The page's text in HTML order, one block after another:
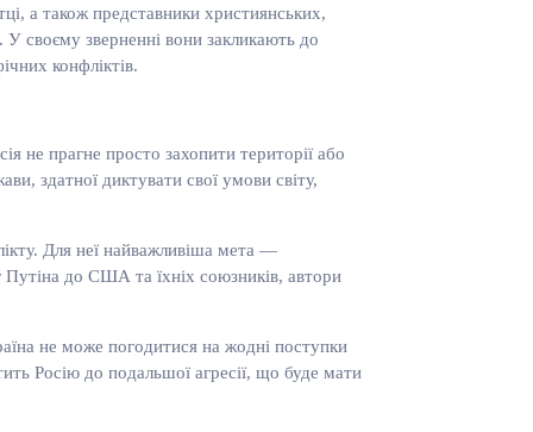
а також представники християнських,
У своєму зверненні вони закликають до
конфліктів.
не прагне просто захопити території або
здатної диктувати свої умови світу,
Для неї найважливіша мета —
до США та їхніх союзників, автори
не може погодитися на жодні поступки
Росію до подальшої агресії, що буде мати